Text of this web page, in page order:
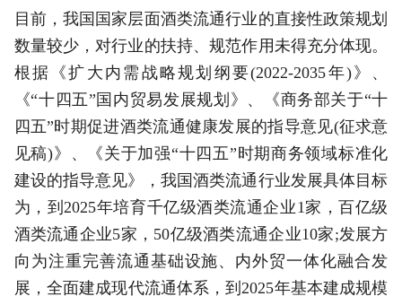
目前，我国国家层面酒类流通行业的直接性政策规划
数量较少，对行业的扶持、规范作用未得充分体现。
根据《扩大内需战略规划纲要(2022-2035年)》、
《“十四五”国内贸易发展规划》、《商务部关于“十
四五”时期促进酒类流通健康发展的指导意见(征求意
见稿)》、《关于加强“十四五”时期商务领域标准化
建设的指导意见》，我国酒类流通行业发展具体目标
为，到2025年培育千亿级酒类流通企业1家，百亿级
酒类流通企业5家，50亿级酒类流通企业10家;发展方
向为注重完善流通基础设施、内外贸一体化融合发
展，全面建成现代流通体系，到2025年基本建成规模